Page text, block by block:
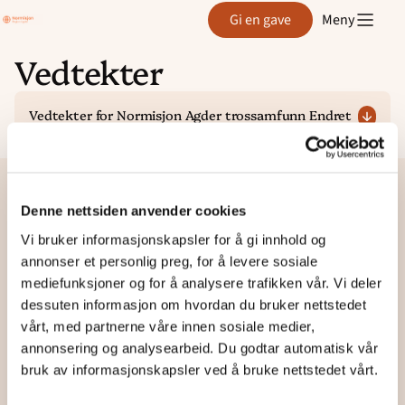
Denne nettsiden anvender cookies
Vi bruker informasjonskapsler for å gi innhold og
annonser et personlig preg, for å levere sosiale
mediefunksjoner og for å analysere trafikken vår. Vi deler
dessuten informasjon om hvordan du bruker nettstedet
vårt, med partnerne våre innen sosiale medier,
annonsering og analysearbeid. Du godtar automatisk vår
bruk av informasjonskapsler ved å bruke nettstedet vårt.
Hopp
innhold
Agder Gi en gave Meny
Vedtekter
Vedtekter for Normisjon Agder trossamfunn Endret
Region
Agder
Besøk og postsadresse:
Bibelskolen i Grimstad
Østerhusmonen 81